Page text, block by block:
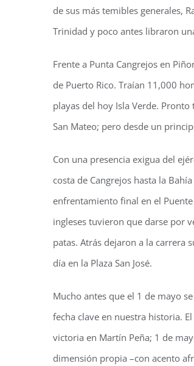
de sus más temibles generales,
Trinidad y poco antes libraron
Frente a Punta Cangrejos en
de Puerto Rico. Traían 11,000
playas del hoy Isla Verde.
San Mateo; pero desde un
Con una presencia exigua del
costa de Cangrejos hasta la
enfrentamiento final en el
ingleses tuvieron que darse por
patas. Atrás dejaron a la carrera
día en la Plaza San José.
Mucho antes que el 1 de mayo
fecha clave en nuestra historia.
victoria en Martín Peña; 1 de
dimensión propia –con acento